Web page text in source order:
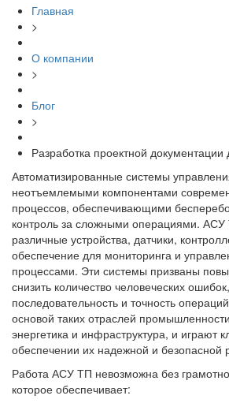
Главная
>
О компании
>
Блог
>
Разработка проектной
Автоматизированные системы
неотъемлемыми компонентами
процессов, обеспечивающими
контроль за сложными операциями.
различные устройства, датчики,
обеспечение для мониторинга и
процессами. Эти системы призваны
снизить количество человеческих
последовательность и точность
основой таких отраслей
энергетика и инфраструктура, и играют
обеспечении их надежной и безопасной
Работа АСУ ТП невозможна без
которое обеспечивает: